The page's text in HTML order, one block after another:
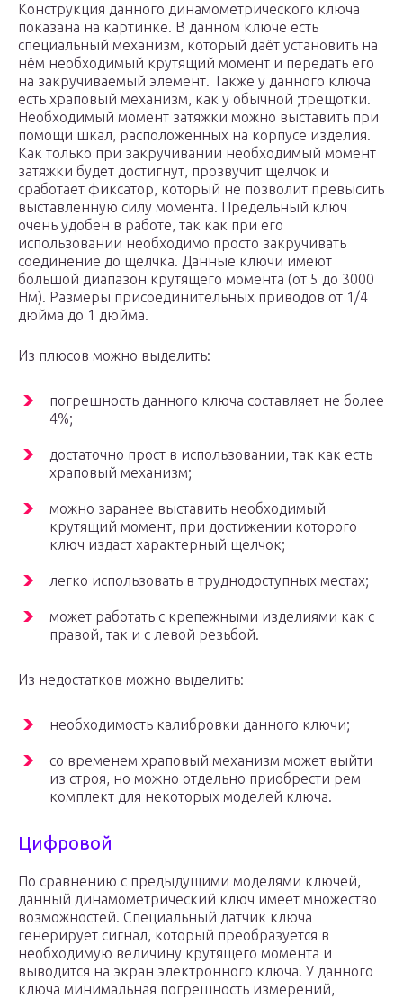
Конструкция данного динамометрического ключа
показана на картинке. В данном ключе есть
специальный механизм, который даёт установить на
нём необходимый крутящий момент и передать его
на закручиваемый элемент. Также у данного ключа
есть храповый механизм, как у обычной ;трещотки.
Необходимый момент затяжки можно выставить при
помощи шкал, расположенных на корпусе изделия.
Как только при закручивании необходимый момент
затяжки будет достигнут, прозвучит щелчок и
сработает фиксатор, который не позволит превысить
выставленную силу момента. Предельный ключ
очень удобен в работе, так как при его
использовании необходимо просто закручивать
соединение до щелчка. Данные ключи имеют
большой диапазон крутящего момента (от 5 до 3000
Нм). Размеры присоединительных приводов от 1/4
дюйма до 1 дюйма.
Из плюсов можно выделить:
погрешность данного ключа составляет не более
4%;
достаточно прост в использовании, так как есть
храповый механизм;
можно заранее выставить необходимый
крутящий момент, при достижении которого
ключ издаст характерный щелчок;
легко использовать в труднодоступных местах;
может работать с крепежными изделиями как с
правой, так и с левой резьбой.
Из недостатков можно выделить:
необходимость калибровки данного ключи;
со временем храповый механизм может выйти
из строя, но можно отдельно приобрести рем
комплект для некоторых моделей ключа.
Цифровой
По сравнению с предыдущими моделями ключей,
данный динамометрический ключ имеет множество
возможностей. Специальный датчик ключа
генерирует сигнал, который преобразуется в
необходимую величину крутящего момента и
выводится на экран электронного ключа. У данного
ключа минимальная погрешность измерений,